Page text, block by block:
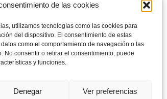
de las cookies
utilizamos tecnologías como las cookies para
del dispositivo. El consentimiento de estas
como el comportamiento de navegación o las
No consentir o retirar el consentimiento, puede
y funciones.
Denegar Ver preferencias